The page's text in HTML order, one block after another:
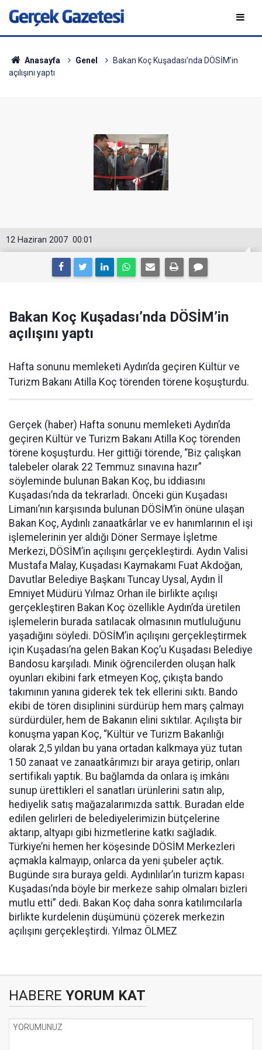
Anasayfa Genel
Bakan Koç Kuşadası’nda DÖSİM’in
açılışını yaptı
00:01
12 Haziran 2007
Bakan Koç Kuşadası’nda DÖSİM’in
açılışını yaptı
Hafta sonunu memleketi Aydın’da geçiren Kültür ve
Turizm Bakanı Atilla Koç törenden törene koşuşturdu.
Gerçek (haber) Hafta sonunu memleketi Aydın’da
geçiren Kültür ve Turizm Bakanı Atilla Koç törenden
törene koşuşturdu. Her gittiği törende, “Biz çalışkan
talebeler olarak 22 Temmuz sınavına hazır”
söyleminde bulunan Bakan Koç, bu iddiasını
Kuşadası’nda da tekrarladı. Önceki gün Kuşadası
Limanı’nın karşısında bulunan DÖSİM’in önüne ulaşan
Bakan Koç, Aydınlı zanaatkârlar ve ev hanımlarının el işi
işlemelerinin yer aldığı Döner Sermaye İşletme
Merkezi, DÖSİM’in açılışını gerçekleştirdi. Aydın Valisi
Mustafa Malay, Kuşadası Kaymakamı Fuat Akdoğan,
Davutlar Belediye Başkanı Tuncay Uysal, Aydın İl
Emniyet Müdürü Yılmaz Orhan ile birlikte açılışı
gerçekleştiren Bakan Koç özellikle Aydın’da üretilen
işlemelerin burada satılacak olmasının mutluluğunu
yaşadığını söyledi. DÖSİM’in açılışını gerçekleştirmek
için Kuşadası’na gelen Bakan Koç’u Kuşadası Belediye
Bandosu karşıladı. Minik öğrencilerden oluşan halk
oyunları ekibini fark etmeyen Koç, çıkışta bando
takımının yanına giderek tek tek ellerini sıktı. Bando
ekibi de tören disiplinini sürdürüp hem marş çalmayı
sürdürdüler, hem de Bakanın elini sıktılar. Açılışta bir
konuşma yapan Koç, “Kültür ve Turizm Bakanlığı
olarak 2,5 yıldan bu yana ortadan kalkmaya yüz tutan
150 zanaat ve zanaatkârımızı bir araya getirip, onları
sertifikalı yaptık. Bu bağlamda da onlara iş imkânı
sunup ürettikleri el sanatları ürünlerini satın alıp,
hediyelik satış mağazalarımızda sattık. Buradan elde
edilen gelirleri de belediyelerimizin bütçelerine
aktarıp, altyapı gibi hizmetlerine katkı sağladık.
Türkiye’ni hemen her köşesinde DÖSİM Merkezleri
açmakla kalmayıp, onlarca da yeni şubeler açtık.
Bugünde sıra buraya geldi. Aydınlılar’ın turizm kapası
Kuşadası’nda böyle bir merkeze sahip olmaları bizleri
mutlu etti” dedi. Bakan Koç daha sonra katılımcılarla
birlikte kurdelenin düşümünü çözerek merkezin
açılışını gerçekleştirdi. Yılmaz ÖLMEZ
HABERE YORUM KAT